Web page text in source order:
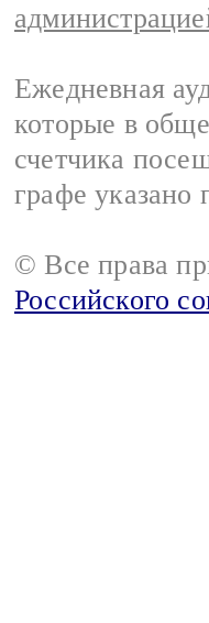
Ежедневная
которые в
счетчика
графе указано
© Все права
Российского